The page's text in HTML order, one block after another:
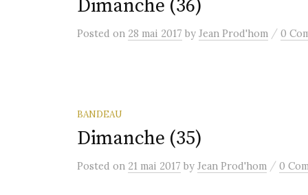
Dimanche (36)
Posted on 28 mai 2017 by Jean Prod'hom / 0
BANDEAU
Dimanche (35)
Posted on 21 mai 2017 by Jean Prod'hom / 0